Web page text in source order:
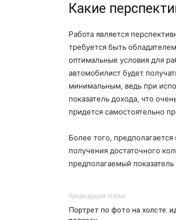
Какие
Работа является
требуется быть
оптимальные условия для
автомобилист будет
минимальным, ведь при
показатель дохода, что
придется самостоятельно
Более того,
получения достаточного
предполагаемый
Предыдущая статья
Портрет по фото на холсте: